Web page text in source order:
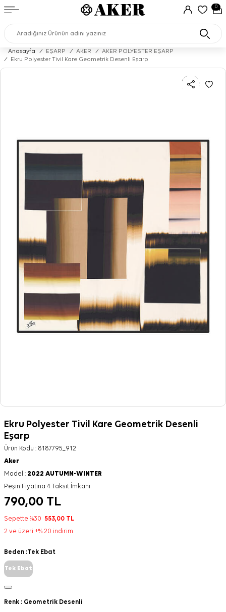
0
Anasayfa / EŞARP / AKER /
AKER POLYESTER EŞARP
/
Ekru Polyester Tivil Kare Geometrik Desenli Eşarp
Ekru Polyester Tivil Kare Geometrik Desenli
Eşarp
Ürün Kodu : 8187795_912
Aker
Model : 2022 AUTUMN-WINTER
Peşin Fiyatına 4 Taksit İmkanı
790,00 TL
Sepette %30 553,00 TL
2 ve üzeri +% 20 indirim
Beden :Tek Ebat
Tek Ebat
Renk : Geometrik Desenli